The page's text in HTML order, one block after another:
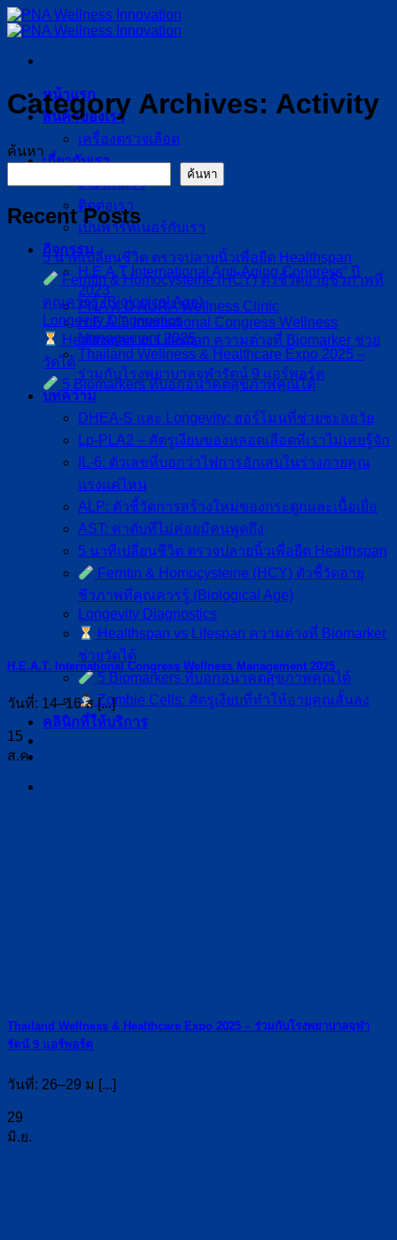
ข้าม
ไป
หน้าแรก
สินค้าของเรา
เครื่องตรวจเลือด
เกี่ยวกับเรา
เกี่ยวกับเรา
ติดต่อเรา
เป็นพาร์ทเนอร์กับเรา
กิจกรรม
H.E.A.T International Anti-Aging Congress” ปี
2023
PNA X D AURA Wellness Clinic
H.E.A.T. International Congress Wellness
Management 2025
Thailand Wellness & Healthcare Expo 2025 –
ร่วมกับโรงพยาบาลจุฬารัตน์ 9 แอร์พอร์ต
บทความ
DHEA-S และ Longevity: ฮอร์โมนที่ช่วยชะลอวัย
Lp-PLA2 – ศัตรูเงียบของหลอดเลือดที่เราไม่เคยรู้จัก
IL-6: ตัวเลขที่บอกว่าไฟการอักเสบในร่างกายคุณ
แรงแค่ไหน
ALP: ตัวชี้วัดการสร้างใหม่ของกระดูกและเนื้อเยื่อ
AST: ค่าตับที่ไม่ค่อยมีคนพูดถึง
5 นาทีเปลี่ยนชีวิต ตรวจปลายนิ้วเพื่อยืด Healthspan
Ferritin & Homocysteine (HCY) ตัวชี้วัดอายุ
ชีวภาพที่คุณควรรู้ (Biological Age)
Longevity Diagnostics
Healthspan vs Lifespan ความต่างที่ Biomarker
ช่วยวัดได้
5 Biomarkers ที่บอกอนาคตสุขภาพคุณได้
Zombie Cells: ศัตรูเงียบที่ทำให้อายุคุณสั้นลง
คลินิกที่ให้บริการ
Category Archives: Activity
ค้นหา
ค้นหา
Recent Posts
5 นาทีเปลี่ยนชีวิต ตรวจปลายนิ้วเพื่อยืด Healthspan
Ferritin & Homocysteine (HCY) ตัวชี้วัดอายุชีวภาพที่
คุณควรรู้ (Biological Age)
Longevity Diagnostics
Healthspan vs Lifespan ความต่างที่ Biomarker ช่วย
วัดได้
5 Biomarkers ที่บอกอนาคตสุขภาพคุณได้
H.E.A.T. International Congress Wellness Management 2025
วันที่: 14–16 ส [...]
15
ส.ค.
Thailand Wellness & Healthcare Expo 2025 – ร่วมกับโรงพยาบาลจุฬา
รัตน์ 9 แอร์พอร์ต
วันที่: 26–29 ม [...]
29
มิ.ย.